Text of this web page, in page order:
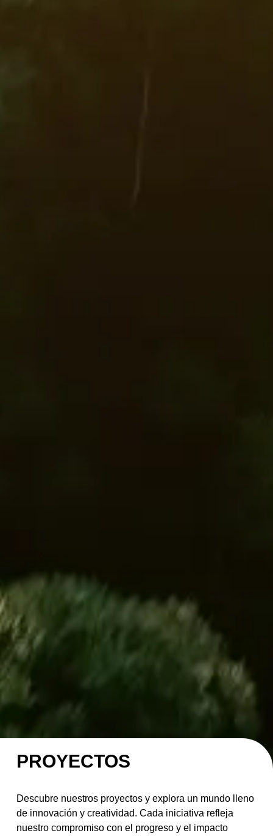
PROYECTOS
Descubre nuestros proyectos y explora un mundo lleno
de innovación y creatividad. Cada iniciativa refleja
nuestro compromiso con el progreso y el impacto